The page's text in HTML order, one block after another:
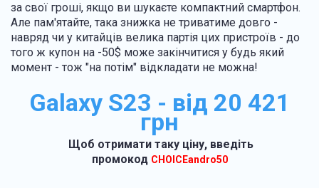
за свої гроші, якщо ви шукаєте компактний смартфон.
Але пам'ятайте, така знижка не триватиме довго -
навряд чи у китайців велика партія цих пристроїв - до
того ж купон на -50$ може закінчитися у будь який
момент - тож "на потім" відкладати не можна!
Galaxy S23 - від 20 421
грн
Щоб отримати таку ціну, введіть
промокод CHOICEandro50